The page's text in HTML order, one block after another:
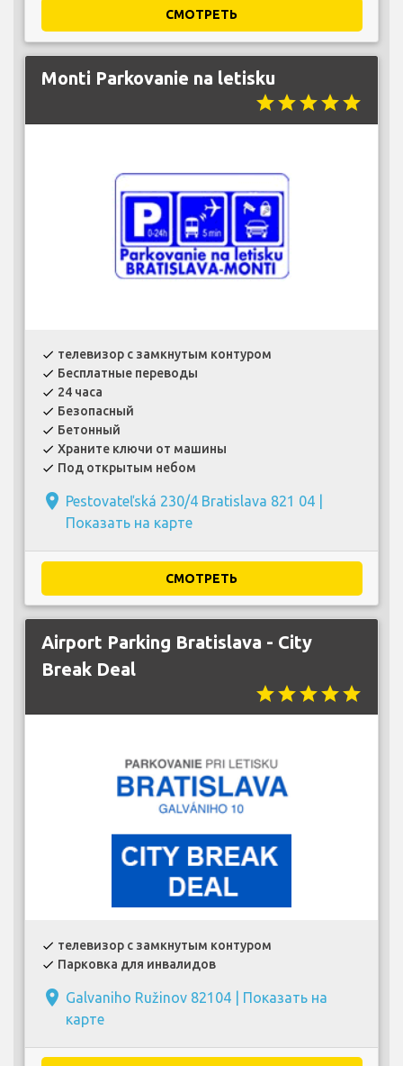
СМОТРЕТЬ
Monti Parkovanie na letisku
starstarstarstarstar
check телевизор с замкнутым контуром
check Бесплатные переводы
check 24 часа
check Безопасный
check Бетонный
check Храните ключи от машины
check Под открытым небом
place Pestovateľská 230/4 Bratislava 821 04 |
Показать на карте
СМОТРЕТЬ
Airport Parking Bratislava - City
Break Deal
starstarstarstarstar
check телевизор с замкнутым контуром
check Парковка для инвалидов
place Galvaniho Ružinov 82104 | Показать на
карте